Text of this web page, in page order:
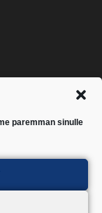
paremman sinulle